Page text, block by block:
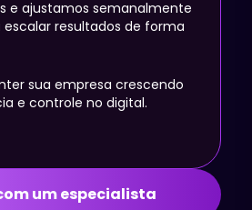
e ajustamos semanalmente
resultados de forma
sua empresa crescendo
e controle no digital.
um especialista